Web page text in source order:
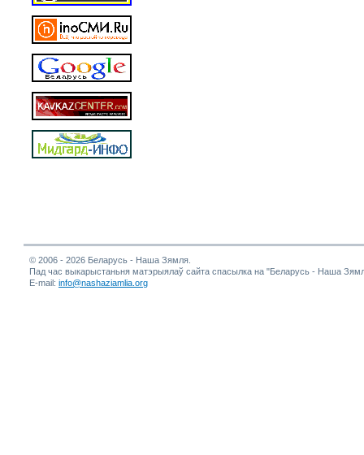
© 2006 - 2026 Беларусь - Наша Зямля.
Пад час выкарыстаньня матэрыялаў сайта спасылка на "Беларусь - Наша
E-mail: info@nashaziamlia.org